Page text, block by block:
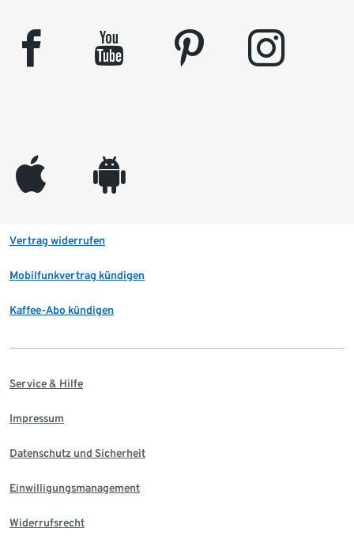
facebook youtube pinterest instagram
appleinc android
Vertrag widerrufen
Mobilfunkvertrag kündigen
Kaffee-Abo kündigen
Service & Hilfe
Impressum
Datenschutz und Sicherheit
Einwilligungsmanagement
Widerrufsrecht